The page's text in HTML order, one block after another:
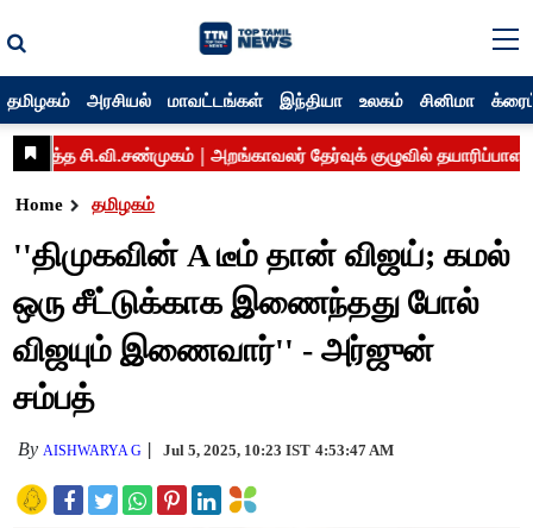
தமிழகம் அரசியல் மாவட்டங்கள் இந்தியா உலகம் சினிமா
Home தமிழகம்
''திமுகவின் A டீம் தான் விஜய்; கமல்
ஒரு சீட்டுக்காக இணைந்தது போல்
விஜயும் இணைவார்'' - அர்ஜுன்
சம்பத்
By AISHWARYA G Jul 5, 2025, 10:23 IST 4:53:47 AM